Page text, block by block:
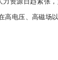
力资源日趋紧张
高电压、高磁场